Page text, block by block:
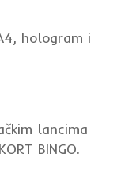
hologram i
lancima
BINGO.